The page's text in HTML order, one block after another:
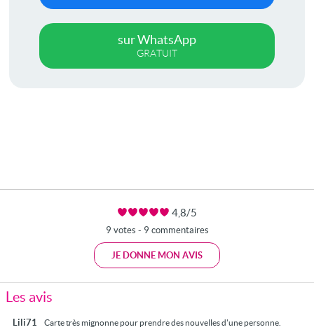
sur WhatsApp
GRATUIT
4,8/5
9 votes - 9 commentaires
JE DONNE MON AVIS
Les avis
Lili71
Carte très mignonne pour prendre des nouvelles d'une personne.